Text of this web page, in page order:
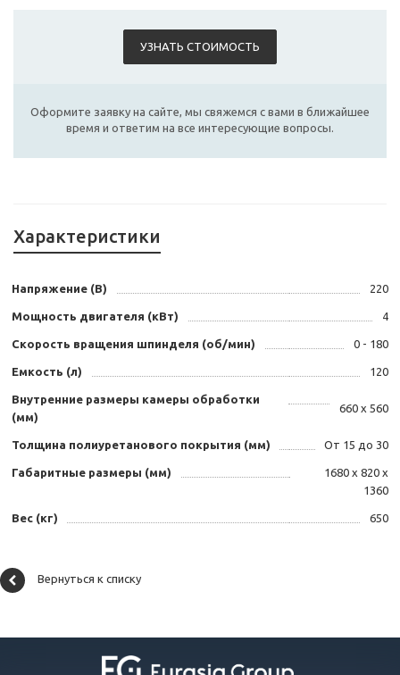
УЗНАТЬ СТОИМОСТЬ
Оформите заявку на сайте, мы свяжемся с вами в ближайшее
время и ответим на все интересующие вопросы.
Характеристики
Напряжение (В) 220
Мощность двигателя (кВт) 4
Скорость вращения шпинделя (об/мин) 0 - 180
Емкость (л) 120
Внутренние размеры камеры обработки
(мм)
660 х 560
Толщина полиуретанового покрытия (мм) От 15 до 30
Габаритные размеры (мм)
1680 х 820 х
1360
Вес (кг) 650
Вернуться к списку